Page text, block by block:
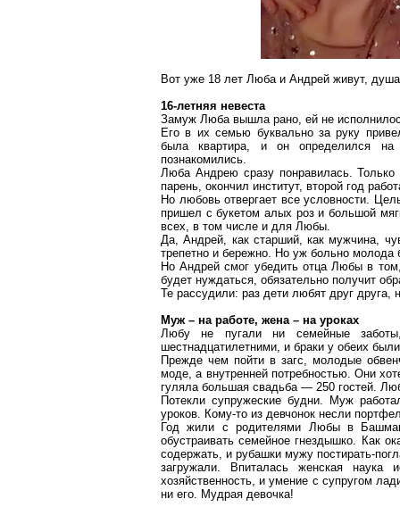
Вот уже 18 лет Люба и Андрей живут,
16-летняя невеста
Замуж Люба вышла рано, ей не
Его в их семью буквально за руку
была квартира, и он определился на
познакомились.
Люба Андрею сразу понравилась.
парень, окончил институт, второй год
Но любовь отвергает все условности.
пришел с букетом алых роз и большой
всех, в том числе и для Любы.
Да, Андрей, как старший, как мужчина,
трепетно и бережно. Но уж больно молода
Но Андрей смог убедить отца Любы в
будет нуждаться, обязательно получит
Те рассудили: раз дети любят друг друга,
Муж – на работе, жена – на уроках
Любу не пугали ни семейные
шестнадцатилетними, и браки у обеих
Прежде чем пойти в загс, молодые
моде, а внутренней потребностью. Они
гуляла большая свадьба — 250 гостей.
Потекли супружеские будни. Муж
уроков. Кому-то из девчонок несли
Год жили с родителями Любы в
обустраивать семейное гнездышко. Как
содержать, и рубашки мужу постирать-
загружали. Впиталась женская
хозяйственность, и умение с супругом
ни его. Мудрая девочка!